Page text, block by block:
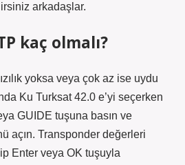
arkadaşlar.
kaç olmalı?
yoksa veya çok az ise uydu
Ku Turksat 42.0 e’yi seçerken
GUIDE tuşuna basın ve
açın. Transponder değerleri
Enter veya OK tuşuyla